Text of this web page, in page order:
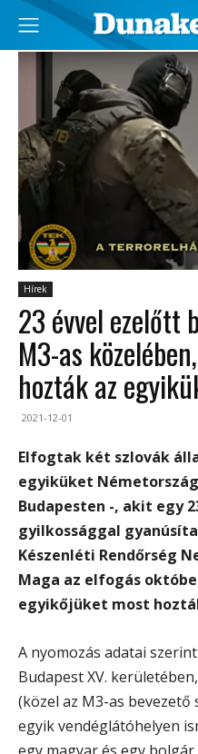
Hírek
23 évvel ezelőtt
M3-as
hozták az
2021-12-01
Elfogtak két szlovák
egyiküket
Budapesten -, akit egy
gyilkossággal
Készenléti Rendőrség
Maga az elfogás
egyikőjüket most
A nyomozás adatai
Budapest XV.
(közel az M3-as
egyik vendéglátóhelyen